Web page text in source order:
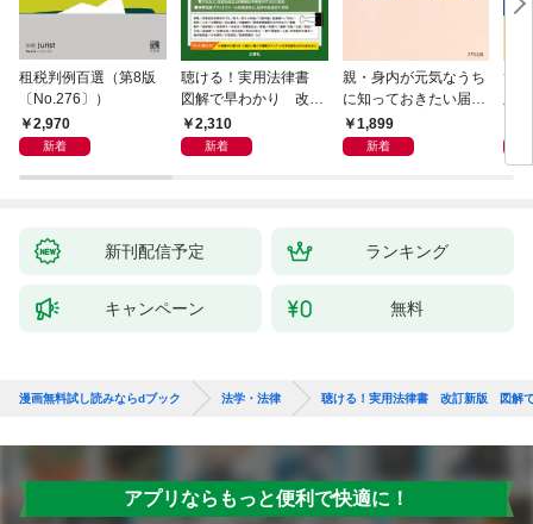
租税判例百選（第8版
〔No.276〕）
2,970
新着
聴ける！実用法律書
図解で早わかり 改訂
新版 裁判・訴訟の法
律がわかる事典
2,310
新着
親・身内が元気なうち
に知っておきたい届
出・手続きの準備（き
ずな出版）
1,899
新着
ひ
版
が
き
新刊配信予定 ランキング
キャンペーン 無料
漫画無料試し読みならdブック 法学・法律 聴ける！実用法律書 改訂新版 図解
アプリならもっと便利で快適に！